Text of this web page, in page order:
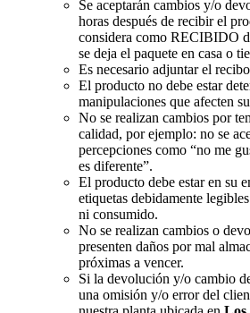
Se aceptarán cambios y/o
horas después de recibir el
considera como RECIBIDO
se deja el paquete en casa o
Es necesario adjuntar el
El producto no debe estar
manipulaciones que afecten
No se realizan cambios por
calidad, por ejemplo: no se
percepciones como “no me
es diferente”.
El producto debe estar en su
etiquetas debidamente
ni consumido.
No se realizan cambios o
presenten daños por mal
próximas a vencer.
Si la devolución y/o cambio
una omisión y/o error del